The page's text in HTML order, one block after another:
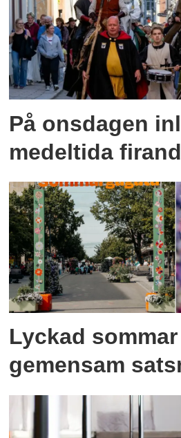
På onsdagen
medeltida
Lyckad
gemensam